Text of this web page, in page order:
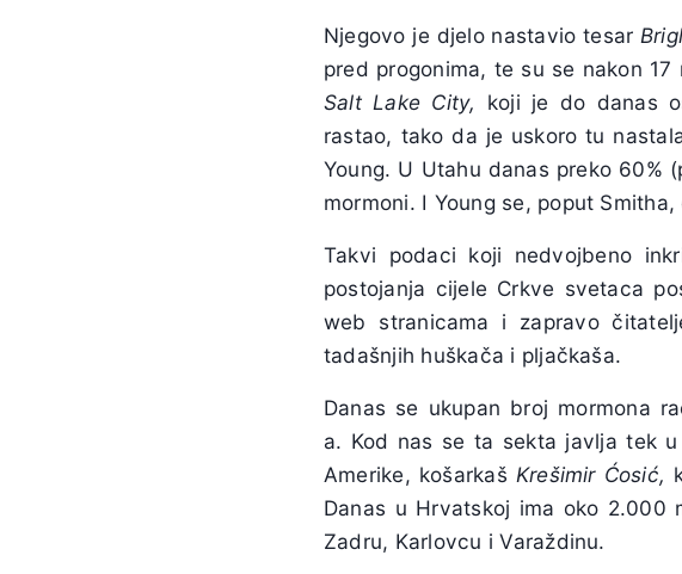
Njegovo je djelo nastavio tesar
pred progonima, te su se nakon
Salt Lake City,
koji je do danas
rastao, tako da je uskoro tu
Young. U Utahu danas preko 60%
mormoni. I Young se, poput
Takvi podaci koji nedvojbeno
postojanja cijele Crkve svetaca
web stranicama i zapravo
tadašnjih huškača i pljačkaša.
Danas se ukupan broj mormona
a. Kod nas se ta sekta javlja tek
Amerike, košarkaš Krešimir Ćosić,
Danas u Hrvatskoj ima oko 2.000
Zadru, Karlovcu i Varaždinu.